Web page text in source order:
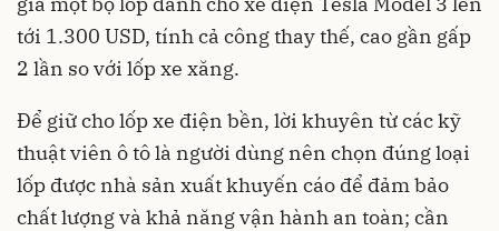
tới 1.300 USD, tính cả công thay thế, cao gần gấp
2 lần so với lốp xe xăng.
Để giữ cho lốp xe điện bền, lời khuyên từ các kỹ
thuật viên ô tô là người dùng nên chọn đúng loại
lốp được nhà sản xuất khuyến cáo để đảm bảo
chất lượng và khả năng vận hành an toàn; cần